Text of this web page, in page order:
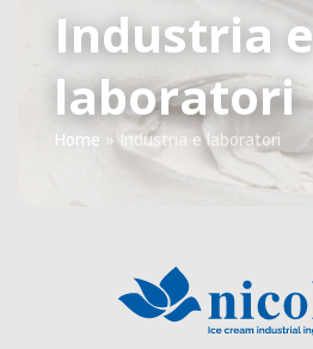
Industria e
laboratori
Home » Industria e laboratori